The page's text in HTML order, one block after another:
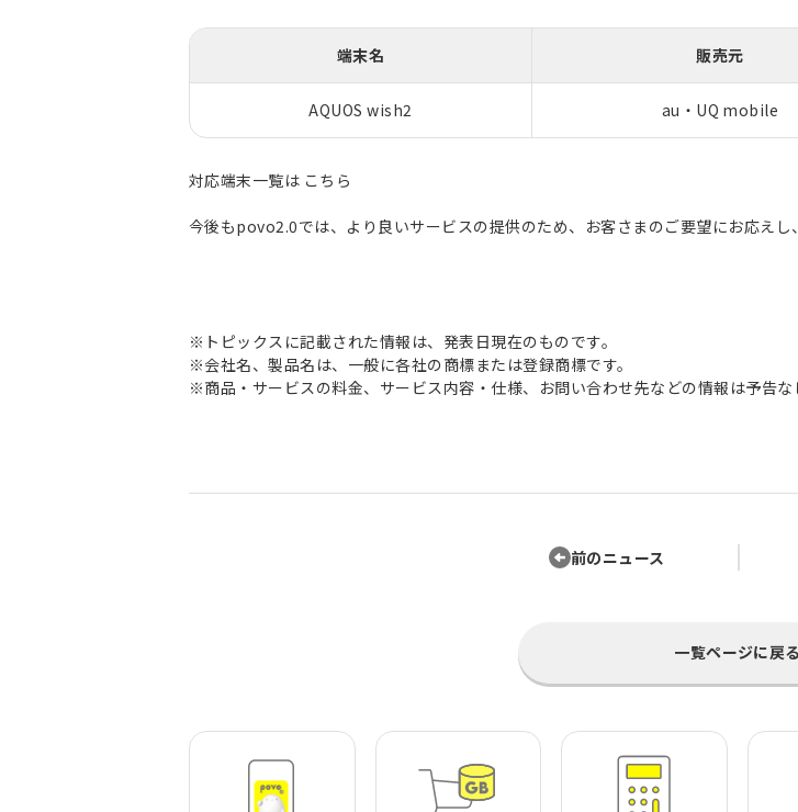
端末名 販売元
AQUOS wish2 au・UQ mobile
対応端末一覧は こちら
今後もpovo2.0では、より良いサービスの提供のため、お客さまのご要望にお応えし
※トピックスに記載された情報は、発表日現在のものです。
※会社名、製品名は、一般に各社の商標または登録商標です。
※商品・サービスの料金、サービス内容・仕様、お問い合わせ先などの情報は予告
前のニュース
一覧ページに戻る